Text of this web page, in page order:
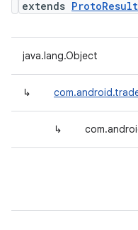
extends
java.lang.Object
↳
↳